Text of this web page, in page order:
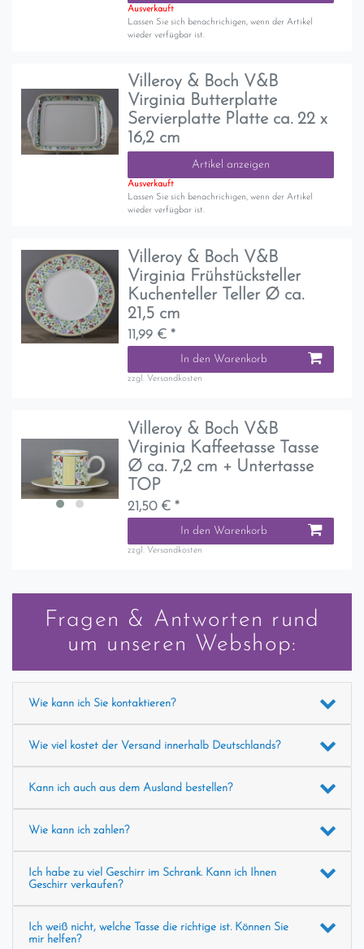
Ausverkauft
Lassen Sie sich benachrichigen, wenn der Artikel
wieder verfügbar ist.
Villeroy & Boch V&B
Virginia Butterplatte
Servierplatte Platte ca. 22 x
16,2 cm
Artikel anzeigen
Ausverkauft
Lassen Sie sich benachrichigen, wenn der Artikel
wieder verfügbar ist.
Villeroy & Boch V&B
Virginia Frühstücksteller
Kuchenteller Teller Ø ca.
21,5 cm
11,99 € *
In den Warenkorb
zzgl. Versandkosten
Villeroy & Boch V&B
Virginia Kaffeetasse Tasse
Ø ca. 7,2 cm + Untertasse
TOP
21,50 € *
In den Warenkorb
zzgl. Versandkosten
Fragen & Antworten rund
um unseren Webshop:
Wie kann ich Sie kontaktieren?
Wie viel kostet der Versand innerhalb Deutschlands?
Kann ich auch aus dem Ausland bestellen?
Wie kann ich zahlen?
Ich habe zu viel Geschirr im Schrank. Kann ich Ihnen
Geschirr verkaufen?
Ich weiß nicht, welche Tasse die richtige ist. Können Sie
mir helfen?